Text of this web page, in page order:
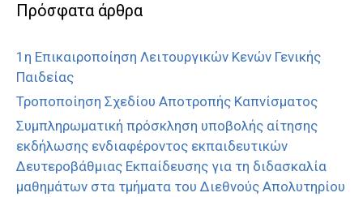
Πρόσφατα άρθρα
1η Επικαιροποίηση Λειτουργικών Κενών Γενικής
Παιδείας
Τροποποίηση Σχεδίου Αποτροπής Καπνίσματος
Συμπληρωματική πρόσκληση υποβολής αίτησης
εκδήλωσης ενδιαφέροντος εκπαιδευτικών
Δευτεροβάθμιας Εκπαίδευσης για τη διδασκαλία
μαθημάτων στα τμήματα του Διεθνούς Απολυτηρίου